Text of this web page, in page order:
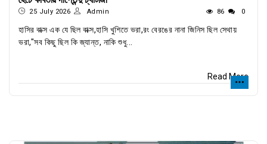
25 July 2026 Admin 86 0
হাসির বাক্স এক যে ছিল বাক্স,হাসি খুশিতে ভরা,রং বেরঙের নানা জিনিস ছিল সেথায়
ভরা,"সব কিছু ছিল কি জ্যান্ত, নাকি শুধু...
Read More